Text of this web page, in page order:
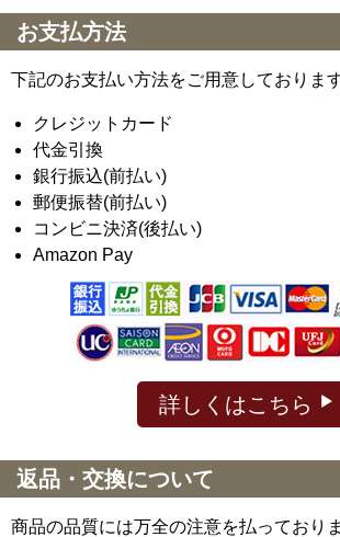
お支払方法
下記のお支払い方法をご用意しております
クレジットカード
代金引換
銀行振込(前払い)
郵便振替(前払い)
コンビニ決済(後払い)
Amazon Pay
詳しくはこちら
返品・交換について
商品の品質には万全の注意を払っており